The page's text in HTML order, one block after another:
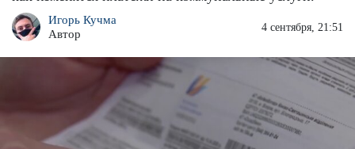
Игорь Кучма
Автор
4 сентября, 21:51